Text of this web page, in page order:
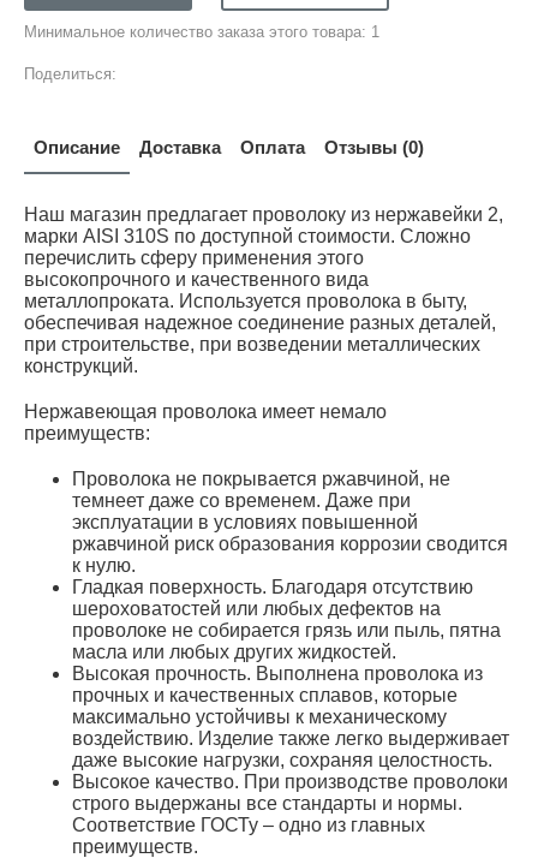
Минимальное количество заказа этого товара: 1
Поделиться:
Описание Доставка Оплата Отзывы (0)
Наш магазин предлагает проволоку из нержавейки 2,
марки AISI 310S по доступной стоимости. Сложно
перечислить сферу применения этого
высокопрочного и качественного вида
металлопроката. Используется проволока в быту,
обеспечивая надежное соединение разных деталей,
при строительстве, при возведении металлических
конструкций.
Нержавеющая проволока имеет немало
преимуществ:
Проволока не покрывается ржавчиной, не
темнеет даже со временем. Даже при
эксплуатации в условиях повышенной
ржавчиной риск образования коррозии сводится
к нулю.
Гладкая поверхность. Благодаря отсутствию
шероховатостей или любых дефектов на
проволоке не собирается грязь или пыль, пятна
масла или любых других жидкостей.
Высокая прочность. Выполнена проволока из
прочных и качественных сплавов, которые
максимально устойчивы к механическому
воздействию. Изделие также легко выдерживает
даже высокие нагрузки, сохраняя целостность.
Высокое качество. При производстве проволоки
строго выдержаны все стандарты и нормы.
Соответствие ГОСТу – одно из главных
преимуществ.